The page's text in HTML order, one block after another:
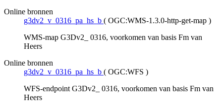
Online bronnen
g3dv2_v_0316_pa_hs_b ( OGC:WMS-1.3.0-http-get-map )
WMS-map G3Dv2_ 0316, voorkomen van basis Fm van
Heers
Online bronnen
g3dv2_v_0316_pa_hs_b ( OGC:WFS )
WFS-endpoint G3Dv2_ 0316, voorkomen van basis Fm van
Heers